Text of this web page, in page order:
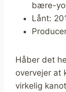
bære-
Lånt:
Håber det
overvejer at
virkelig